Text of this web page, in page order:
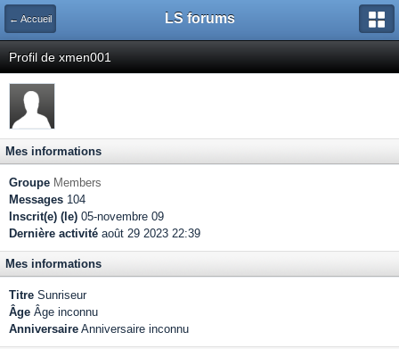
← Accueil LS forums
Profil de xmen001
Mes informations
Groupe Members
Messages 104
Inscrit(e) (le) 05-novembre 09
Dernière activité août 29 2023 22:39
Mes informations
Titre Sunriseur
Âge Âge inconnu
Anniversaire Anniversaire inconnu